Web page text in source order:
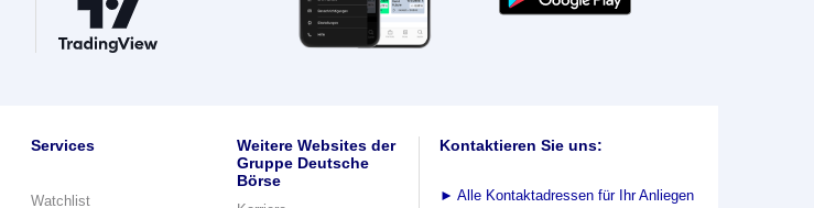
Services
Watchlist
Weitere Websites der
Gruppe Deutsche
Börse
Kontaktieren Sie uns:
► Alle Kontaktadressen für Ihr Anliegen